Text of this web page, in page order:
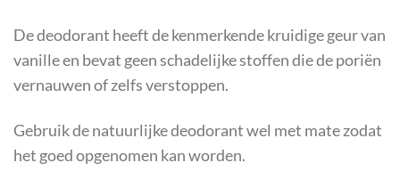
De deodorant heeft de kenmerkende kruidige geur van
vanille en bevat geen schadelijke stoffen die de poriën
vernauwen of zelfs verstoppen.
Gebruik de natuurlijke deodorant wel met mate zodat
het goed opgenomen kan worden.